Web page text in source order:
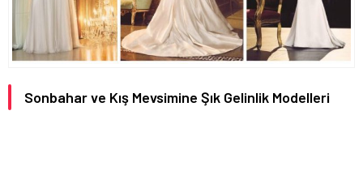
Sonbahar ve Kış Mevsimine Şık Gelinlik Modelleri